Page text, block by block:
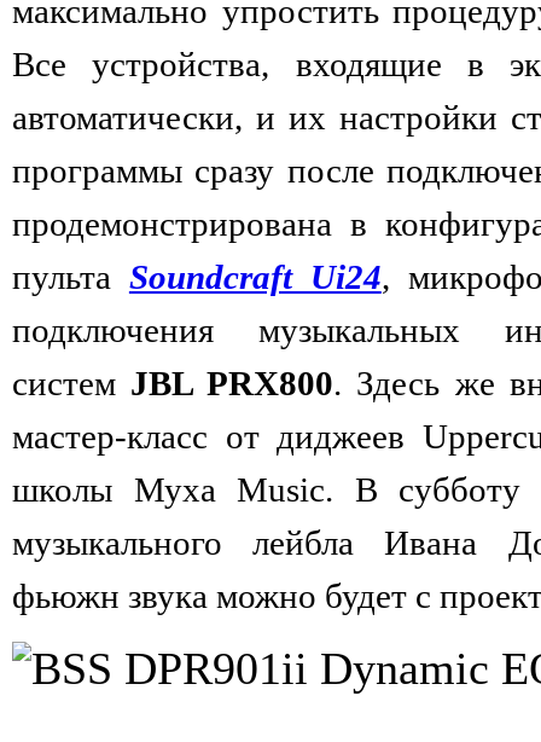
максимально упростить
Все устройства, входящие в
автоматически, и их настройки
программы сразу после
продемонстрирована в
пульта Soundcraft Ui24,
подключения музыкальных
систем JBL PRX800. Здесь же
мастер-класс от диджеев
школы Муха Music. В субботу
музыкального лейбла Ивана
фьюжн звука можно будет с